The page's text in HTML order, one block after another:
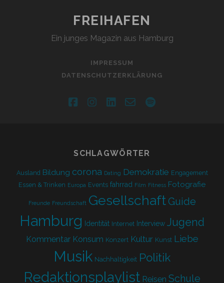
GROSSSTADT
FREIHAFEN
Ein junges Magazin aus Hamburg
IMPRESSUM
DATENSCHUTZERKLÄRUNG
facebookinstagram
linkedin
email-spotify
SCHLAGWÖRTER
Ausland Bildung corona Dating Demokratie Engagement
Essen & Trinken Europa Events fahrrad Film Fitness Fotografie
Freunde Freundschaft GesellschaftGuide
Hamburg Identität Internet Interview Jugend
Kommentar Konsum Konzert Kultur Kunst Liebe
Musik Nachhaltigkeit Politik
Redaktionsplaylist Reisen Schule